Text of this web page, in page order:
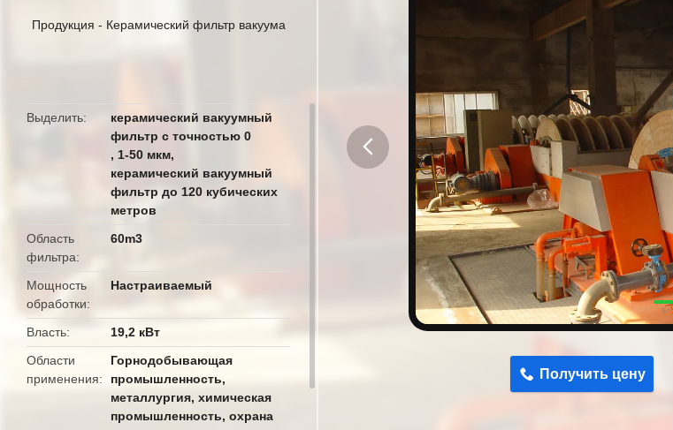
фильтрации 6 кубических
Продукция - Керамический фильтр вакуума
Выделить
керамический вакуумный
фильтр с точностью 0
, 1-50 мкм,
керамический вакуумный
фильтр до 120 кубических
метров
Область
фильтра
60m3
Мощность
обработки
Настраиваемый
Власть
19,2 кВт
Области
применения
Горнодобывающая
промышленность,
металлургия, химическая
промышленность, охрана
Получить цену